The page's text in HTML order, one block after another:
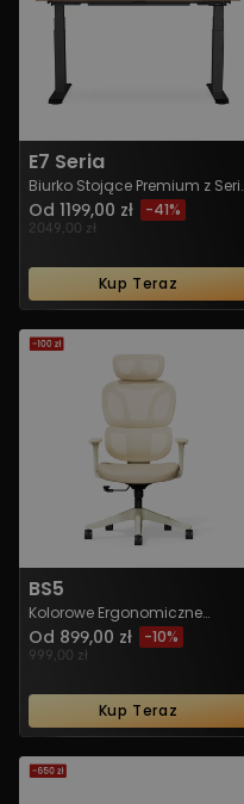
E7 Seria
Biurko Stojące Premium z Serii
E7
Od 1199,00 zł -41%
2049,00 zł
Kup Teraz
BS5
Kolorowe Ergonomiczne
Krzesło z Poduszką
Przypominającą Chmurę
Od 899,00 zł -10%
999,00 zł
Kup Teraz